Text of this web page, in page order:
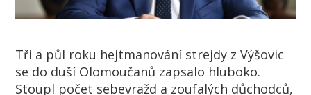
Tři a půl roku hejtmanování strejdy z Výšovic
se do duší Olomoučanů zapsalo hluboko.
Stoupl počet sebevražd a zoufalých důchodců,